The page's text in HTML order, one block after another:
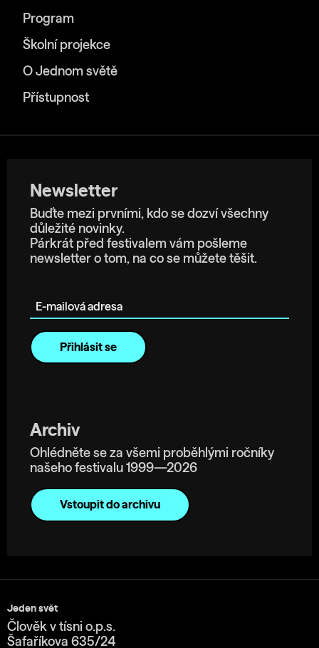
Program
Školní projekce
O Jednom světě
Přístupnost
Newsletter
Buďte mezi prvními, kdo se dozví všechny
důležité novinky.
Párkrát před festivalem vám pošleme
newsletter o tom, na co se můžete těšit.
Archiv
Ohlédněte se za všemi proběhlými ročníky
našeho festivalu 1999—2026
Vstoupit do archivu
Jeden svět
Člověk v tísni o.p.s.
Šafaříkova 635/24